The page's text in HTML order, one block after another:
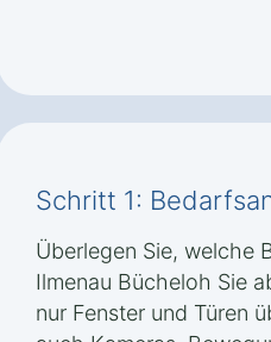
Schritt 1:
Überlegen Sie, welche
Ilmenau Bücheloh Sie
nur Fenster und Türen